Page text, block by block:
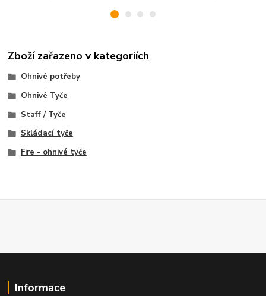
Zboží zařazeno v kategoriích
Ohnivé potřeby
Ohnivé Tyče
Staff / Tyče
Skládací tyče
Fire - ohnivé tyče
Informace